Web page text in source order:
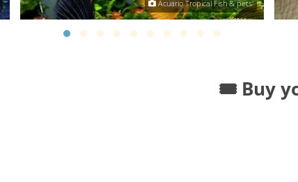
Acuario Tropical Fish & pets'
🎟️ Buy